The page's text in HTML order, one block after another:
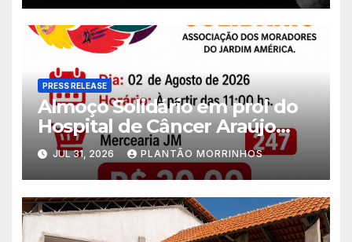
PRESS RELEASE
Almoço Solidário em prol do
Hospital de Câncer Araújo
Jorge é realizado no Jardim
América
JUL 31, 2026 PLANTÃO MORRINHOS